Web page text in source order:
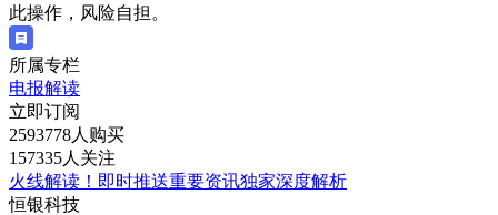
此操作，风险自担。
所属专栏
电报解读
立即订阅
2593778人购买
157335人关注
火线解读！即时推送重要资讯独家深度解析
恒银科技